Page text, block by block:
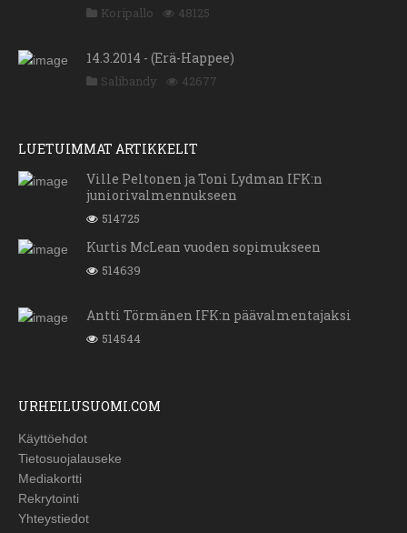
Koripallo 48125
14.3.2014 - (Erä-Happee)
Salibandy 42677
LUETUIMMAT ARTIKKELIT
Ville Peltonen ja Toni Lydman IFK:n
juniorivalmennukseen
514725
Kurtis McLean vuoden sopimukseen
514639
Antti Törmänen IFK:n päävalmentajaksi
514544
URHEILUSUOMI.COM
Käyttöehdot
Tietosuojalauseke
Mediakortti
Rekrytointi
Yhteystiedot